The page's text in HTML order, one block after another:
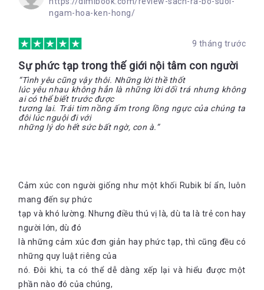
ngam-hoa-ken-hong/
9 tháng trước
Sự phức tạp trong thế giới nội tâm con người
“Tình yêu cũng vậy thôi. Những lời thề thốt
lúc yêu nhau không hẳn là những lời dối trá nhưng không
ai có thể biết trước được
tương lai. Trái tim nồng ấm trong lồng ngực của chúng ta
đôi lúc nguội đi với
những lý do hết sức bất ngờ, con à.”
Cảm xúc con người giống như một khối Rubik bí ẩn, luôn
mang đến sự phức
tạp và khó lường. Nhưng điều thú vị là, dù ta là trẻ con hay
người lớn, dù đó
là những cảm xúc đơn giản hay phức tạp, thì cũng đều có
những quy luật riêng của
nó. Đôi khi, ta có thể dễ dàng xếp lại và hiểu được một
phần nào đó của chúng,